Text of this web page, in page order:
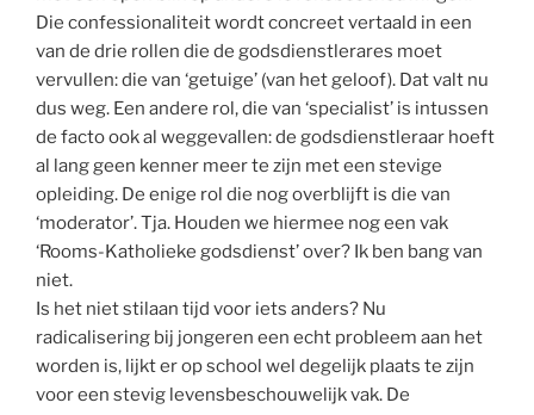
Die confessionaliteit wordt concreet vertaald in een
van de drie rollen die de godsdienstlerares moet
vervullen: die van ‘getuige’ (van het geloof). Dat valt nu
dus weg. Een andere rol, die van ‘specialist’ is intussen
de facto ook al weggevallen: de godsdienstleraar hoeft
al lang geen kenner meer te zijn met een stevige
opleiding. De enige rol die nog overblijft is die van
‘moderator’. Tja. Houden we hiermee nog een vak
‘Rooms-Katholieke godsdienst’ over? Ik ben bang van
niet.
Is het niet stilaan tijd voor iets anders? Nu
radicalisering bij jongeren een echt probleem aan het
worden is, lijkt er op school wel degelijk plaats te zijn
voor een stevig levensbeschouwelijk vak. De